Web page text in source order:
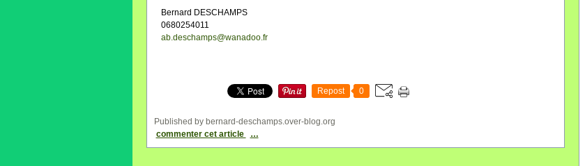
Bernard DESCHAMPS
0680254011
ab.deschamps@wanadoo.fr
Repost 0
Published by bernard-deschamps.over-blog.org
commenter cet article
…